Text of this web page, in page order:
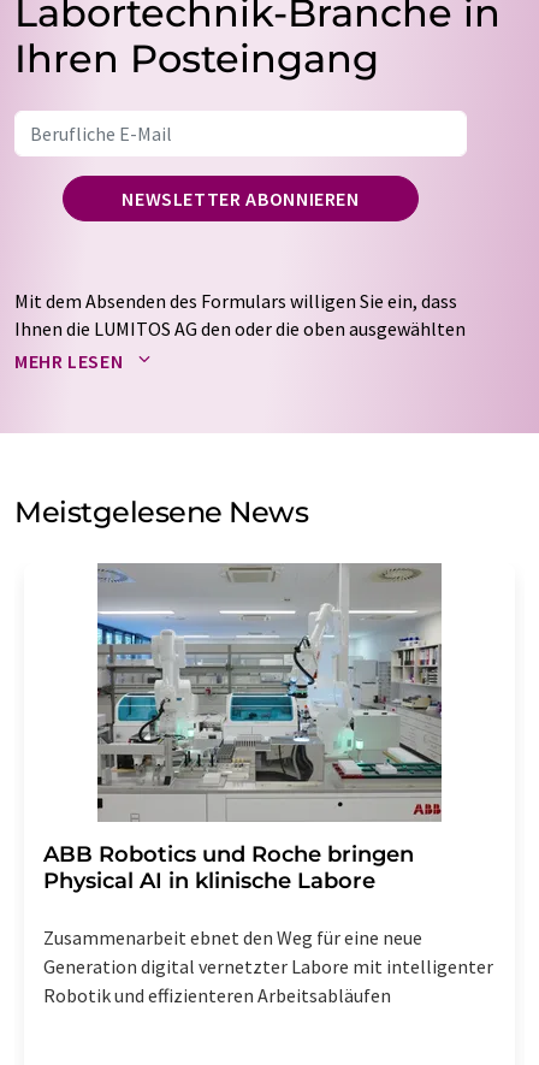
Labortechnik-Branche in
Ihren Posteingang
NEWSLETTER ABONNIEREN
Mit dem Absenden des Formulars willigen Sie ein, dass
Ihnen die LUMITOS AG den oder die oben ausgewählten
Newsletter per E-Mail zusendet. Ihre Daten werden
auf Basis unsererDatenschutzerklärung. LUMITOS darf
Meinungsforschung per E-Mail kontaktieren. Ihre
Einwilligung können Sie jederzeit ohne Angabe von
Str. 2, 12489 Berlin oder per E-Mail unter
widerruf@lumitos.commit Wirkung für die Zukunft
widerrufen. Zudem ist in jeder E-Mail ein Link zur
Abbestellung des entsprechenden Newsletters
enthalten.
MEHR LESEN
Meistgelesene News
​​​​​​​ABB Robotics und Roche bringen
Physical AI in klinische Labore
Zusammenarbeit ebnet den Weg für eine neue
Generation digital vernetzter Labore mit intelligenter
Robotik und effizienteren Arbeitsabläufen